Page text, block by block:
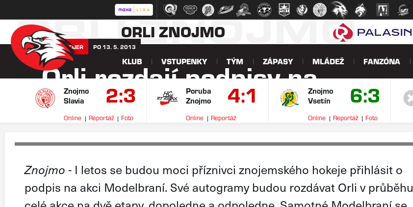
ORLI ZNOJMO
ORLI ZNOJMO
KLUB VSTUPENKY TÝM ZÁPASY MLÁDEŽ FANZÓNA
Znojmo
Slavia
2:3
Online Reportáž Foto
Poruba
Znojmo
4:1
Online Reportáž
Znojmo
Vsetín
6:3
Online Reportáž Foto
VOJTA POJER PO 13. 5. 2013
Orli rozdají podpisy na
Modelbraní
Znojmo- I letos se budou moci příznivci znojemského hokeje přihlásit o
podpis na akci Modelbraní. Své autogramy budou rozdávat Orli v průběhu